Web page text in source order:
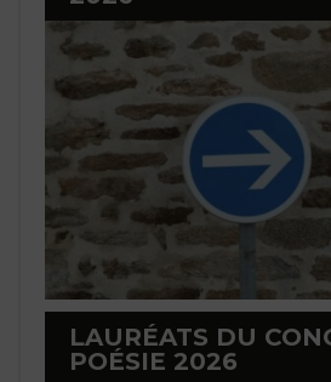
LAURÉATS DU
POÉSIE 2026